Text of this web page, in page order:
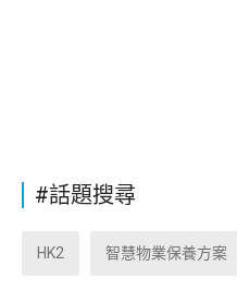
#話題搜尋
HK2 智慧物業保養方案